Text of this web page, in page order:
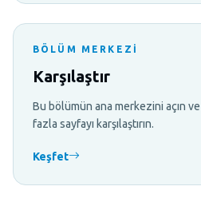
BÖLÜM MERKEZI
Karşılaştır
Bu bölümün ana merkezini açın
fazla sayfayı karşılaştırın.
Keşfet